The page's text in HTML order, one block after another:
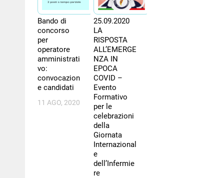
Bando di
concorso
per
operatore
amministrati
vo:
convocazion
e candidati
11 AGO, 2020
25.09.2020
LA
RISPOSTA
ALL’EMERGE
NZA IN
EPOCA
COVID –
Evento
Formativo
per le
celebrazioni
della
Giornata
Internazional
e
dell’Infermie
re